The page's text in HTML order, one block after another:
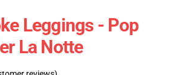
Leggings - Pop
La Notte